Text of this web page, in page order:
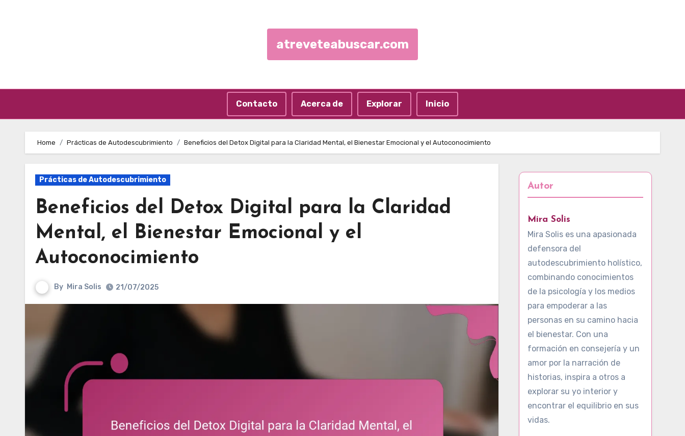
atreveteabuscar.com
Contacto Acerca de Explorar Inicio
Home Prácticas de Autodescubrimiento Beneficios del Detox Digital para la Claridad Mental, el Bienestar Emocional y el Autoconocimiento
Prácticas de Autodescubrimiento
Beneficios del Detox Digital para la Claridad
Mental, el Bienestar Emocional y el
Autoconocimiento
By Mira Solis 21/07/2025
Autor
Mira Solis
Mira Solis es una apasionada
defensora del
autodescubrimiento holístico,
combinando conocimientos
de la psicología y los medios
para empoderar a las
personas en su camino hacia
el bienestar. Con una
formación en consejería y un
amor por la narración de
historias, inspira a otros a
explorar su yo interior y
encontrar el equilibrio en sus
vidas.